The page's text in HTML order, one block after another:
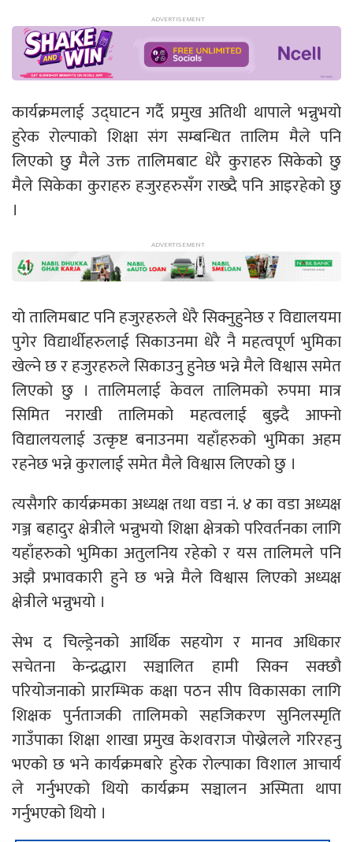
कार्यक्रमलाई उद्घाटन गर्दै प्रमुख अतिथी थापाले भन्नुभयो
हुरेक रोल्पाको शिक्षा संग सम्बन्धित तालिम मैले पनि
लिएको छु मैले उक्त तालिमबाट धेरै कुराहरु सिकेको छु
मैले सिकेका कुराहरु हजुरहरुसँग राख्दै पनि आइरहेको छु
।
यो तालिमबाट पनि हजुरहरुले धेरै सिक्नुहुनेछ र विद्यालयमा
पुगेर विद्यार्थीहरुलाई सिकाउनमा धेरै नै महत्वपूर्ण भुमिका
खेल्ने छ र हजुरहरुले सिकाउनु हुनेछ भन्ने मैले विश्वास समेत
लिएको छु । तालिमलाई केवल तालिमको रुपमा मात्र
सिमित नराखी तालिमको महत्वलाई बुझ्दै आफ्नो
विद्यालयलाई उत्कृष्ट बनाउनमा यहाँहरुको भुमिका अहम
रहनेछ भन्ने कुरालाई समेत मैले विश्वास लिएको छु ।
त्यसैगरि कार्यक्रमका अध्यक्ष तथा वडा नं. ४ का वडा अध्यक्ष
गञ्ज बहादुर क्षेत्रीले भन्नुभयो शिक्षा क्षेत्रको परिवर्तनका लागि
यहाँहरुको भुमिका अतुलनिय रहेको र यस तालिमले पनि
अझै प्रभावकारी हुने छ भन्ने मैले विश्वास लिएको अध्यक्ष
क्षेत्रीले भन्नुभयो ।
सेभ द चिल्ड्रेनको आर्थिक सहयोग र मानव अधिकार
सचेतना केन्द्रद्धारा सञ्चालित हामी सिक्न सक्छौ
परियोजनाको प्रारम्भिक कक्षा पठन सीप विकासका लागि
शिक्षक पुर्नताजकी तालिमको सहजिकरण सुनिलस्मृति
गाउँपाका शिक्षा शाखा प्रमुख केशवराज पोख्रेलले गरिरहनु
भएको छ भने कार्यक्रमबारे हुरेक रोल्पाका विशाल आचार्य
ले गर्नुभएको थियो कार्यक्रम सञ्चालन अस्मिता थापा
गर्नुभएको थियो ।